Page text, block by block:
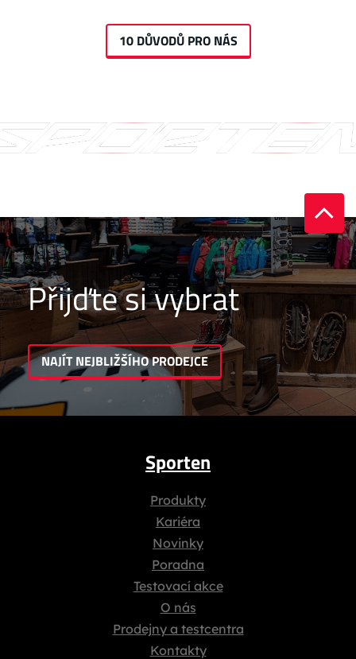
10 DŮVODŮ PRO NÁS
Přijďte si vybrat
NAJÍT NEJBLIŽŠÍHO PRODEJCE
Sporten
Produkty
Kariéra
Novinky
Poradna
Testovací akce
O nás
Prodejny a testcentra
Kontakty